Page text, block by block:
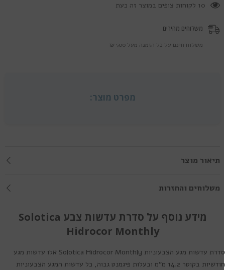
125 לקוחות צופים במוצר זה כעת
משלוחים מהירים
משלוח חינם על כל הזמנה מעל 500 ₪
מפרט מוצר:
תיאור מוצר
משלוחים והחזרות
מידע נוסף על סדרת עדשות צבע Solotica
Hidrocor Monthly
עדשות מגע הצבעוניות Solotica Hidrocor Monthlyאלו עדשות מגע
חודשיות בקוטר 14.2 מ"מ ובעלות פיגמנט גבוה, כל עדשות המגע הצבעוניות